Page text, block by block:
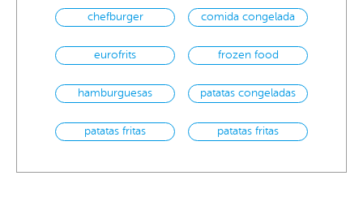
chefburger comida congelada
eurofrits frozen food
hamburguesas patatas congeladas
patatas fritas
patatas fritas